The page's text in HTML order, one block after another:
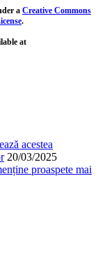
a Creative Commons
.
at
acestea
20/03/2025
proaspete mai